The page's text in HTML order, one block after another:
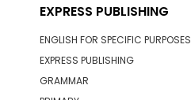
EXPRESS PUBLISHING
ENGLISH FOR SPECIFIC PURPOSES
EXPRESS PUBLISHING
GRAMMAR